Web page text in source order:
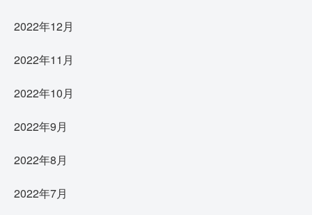
2022年12月
2022年11月
2022年10月
2022年9月
2022年8月
2022年7月